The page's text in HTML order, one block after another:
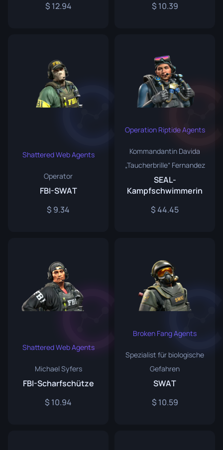
12.94
10.39
Shattered Web Agents
Operator
FBI-SWAT
9.34
Operation Riptide Agents
Kommandantin Davida
„Taucherbrille“ Fernandez
SEAL-
Kampfschwimmerin
44.45
Shattered Web Agents
Michael Syfers
FBI-Scharfschütze
10.94
Broken Fang Agents
Spezialist für biologische
Gefahren
SWAT
10.59